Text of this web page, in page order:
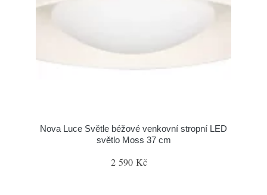
Nova Luce Světle béžové venkovní stropní LED
světlo Moss 37 cm
2 590 Kč